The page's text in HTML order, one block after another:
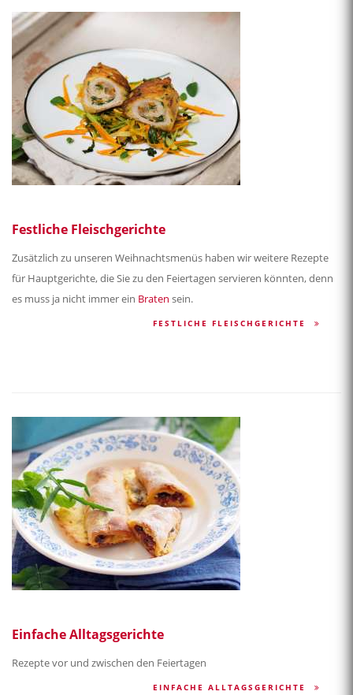
Festliche Fleischgerichte
Zusätzlich zu unseren Weihnachtsmenüs haben wir weitere Rezepte
für Hauptgerichte, die Sie zu den Feiertagen servieren könnten, denn
es muss ja nicht immer ein Braten sein.
FESTLICHE FLEISCHGERICHTE
Einfache Alltagsgerichte
Rezepte vor und zwischen den Feiertagen
EINFACHE ALLTAGSGERICHTE